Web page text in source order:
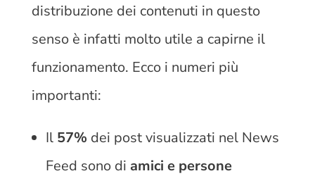
distribuzione dei contenuti in questo
senso è infatti molto utile a capirne il
funzionamento. Ecco i numeri più
importanti:
Il 57% dei post visualizzati nel News
Feed sono di amici e persone